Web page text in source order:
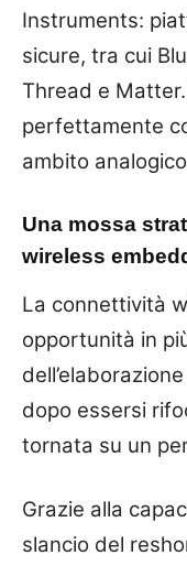
Instruments:
sicure, tra cui
Thread e
perfettamente
ambito analogico
Una mossa
wireless
La connettività
opportunità in
dopo essersi
tornata su un
Grazie alla
slancio del